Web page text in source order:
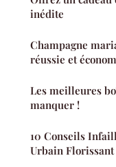
inédite
Champagne
réussie et
Les meilleures
manquer !
10 Conseils
Urbain Florissant